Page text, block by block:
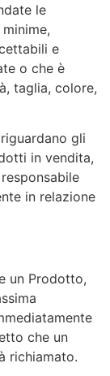
le
e
o che è
taglia, colore,
gli
in vendita,
in relazione
un Prodotto,
che un
richiamato.